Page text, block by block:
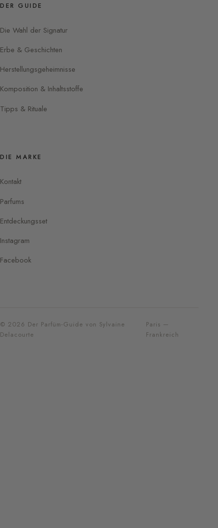
DER GUIDE
Die Wahl der Signatur
Erbe & Geschichten
Herstellungsgeheimnisse
Komposition & Inhaltsstoffe
Tipps & Rituale
DIE MARKE
Kontakt
Parfums
Entdeckungsset
Instagram
Facebook
© 2026 Der Parfüm-Guide von Sylvaine
Delacourte
Paris —
Frankreich